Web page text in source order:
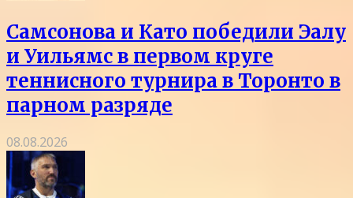
Самсонова и Като победили Эалу
и Уильямс в первом круге
теннисного турнира в Торонто в
парном разряде
08.08.2026